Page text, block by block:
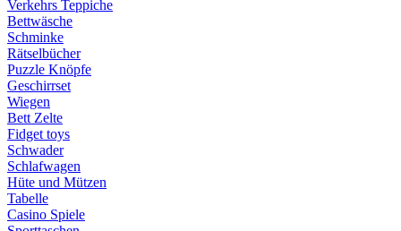
Verkehrs Teppiche
Bettwäsche
Schminke
Rätselbücher
Puzzle Knöpfe
Geschirrset
Wiegen
Bett Zelte
Fidget toys
Schwader
Schlafwagen
Hüte und Mützen
Tabelle
Casino Spiele